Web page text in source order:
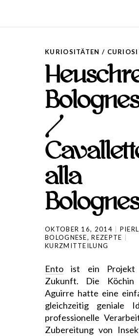
KURIOSITÄTEN /
/
alla
OKTOBER 16, 2014
BOLOGNESE,REZEPTE
KURZMITTEILUNG
Ento ist ein
Zukunft. Die Köchin
Aguirre hatte eine
gleichzeitig geniale
professionelle
Zubereitung von